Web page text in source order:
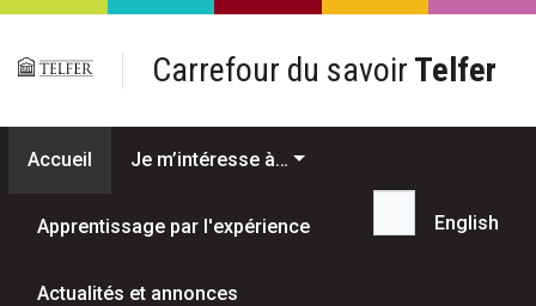
Passer au contenu principal
Carrefour du savoir Telfer
Accueil Je m’intéresse à…
Apprentissage par l'expérience
Actualités et annonces
Recherche...
English